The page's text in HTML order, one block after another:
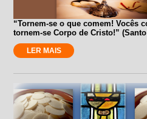
“Tornem-se o que comem! Vocês
tornem-se Corpo de Cristo!”
LER MAIS